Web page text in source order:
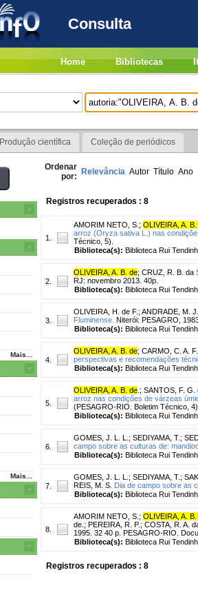
Consulta
Home Bibliotecas
Produção científica Coleção de periódicos
Mais...
Mais...
Ordenar
por: Relevância Autor Título Ano
Registros recuperados : 8
1.
AMORIM NETO, S. ; OLIVEIRA, A. B.
arroz (Oryza sativa L.) nas
Técnico, 5).
Biblioteca(s): Biblioteca Rui
2.
OLIVEIRA, A. B. de; CRUZ, R. B. da
RJ: novembro 2013. 40p.
Biblioteca(s): Biblioteca Rui
3.
OLIVEIRA, H. de F. ; ANDRADE, M.
Fluminense. Niterói: PESAGRO,
Biblioteca(s): Biblioteca Rui
4.
OLIVEIRA, A. B. de; CARMO, C. A.
perspectivas e recomendações
Biblioteca(s): Biblioteca Rui
5.
OLIVEIRA, A. B. de ; SANTOS, F. G.
arroz nas condições de várzeas
(PESAGRO-RIO. Boletim Técnico,
Biblioteca(s): Biblioteca Rui
6.
GOMES, J. L. L. ; SEDIYAMA, T. ;
campo sobre as culturas de:
Biblioteca(s): Biblioteca Rui
7.
GOMES, J. L. L. ; SEDIYAMA, T. ;
REIS, M. S. Dia de campo sobre as
Biblioteca(s): Biblioteca Rui
8.
AMORIM NETO, S. ; OLIVEIRA, A. B.
de. ; PEREIRA, R. P. ; COSTA, R. A.
1995. 32 40 p. PESAGRO-RIO.
Biblioteca(s): Biblioteca Rui
Registros recuperados : 8